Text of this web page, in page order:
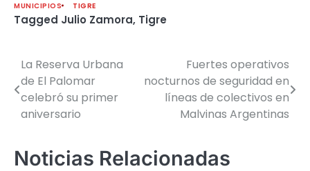
MUNICIPIOS
TIGRE
Tagged Julio Zamora, Tigre
Navegación
de
entradas
La Reserva Urbana
de El Palomar
celebró su primer
aniversario
Fuertes operativos
nocturnos de seguridad en
líneas de colectivos en
Malvinas Argentinas
Noticias Relacionadas